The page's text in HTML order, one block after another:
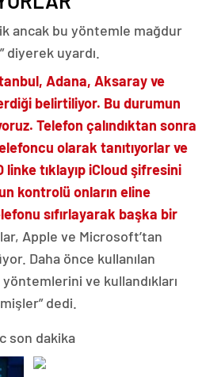
ancak bu yöntemle mağdur
diyerek uyardı.
Adana, Aksaray ve
belirtiliyor. Bu durumun
Telefon çalındıktan sonra
olarak tanıtıyorlar ve
tıklayıp iCloud şifresini
kontrolü onların eline
sıfırlayarak başka bir
Apple ve Microsoft’tan
Daha önce kullanılan
ve kullandıkları
dedi.
son dakika